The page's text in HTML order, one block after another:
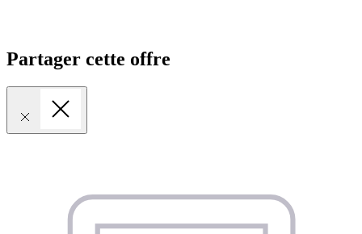
Partager cette offre